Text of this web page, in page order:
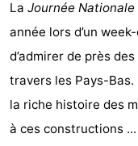
La Journée
année lors d’un
d’admirer de près
travers les Pays-
la riche histoire des
à ces constructions ...